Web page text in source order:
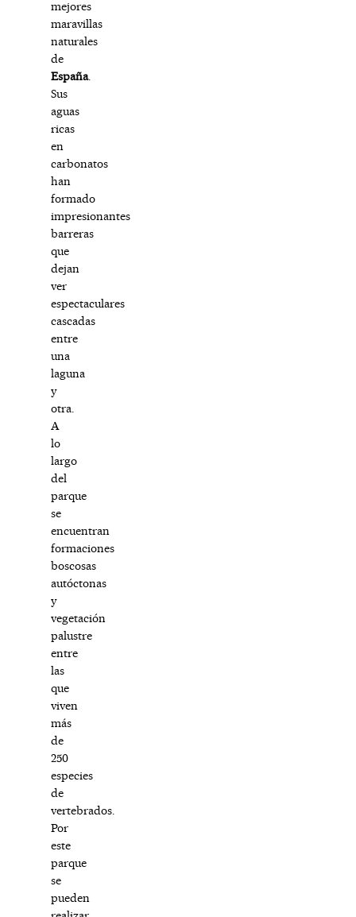
mejores
maravillas
naturales
de
España.
Sus
aguas
ricas
en
carbonatos
han
formado
impresionantes
barreras
que
dejan
ver
espectaculares
cascadas
entre
una
laguna
y
otra.
A
lo
largo
del
parque
se
encuentran
formaciones
boscosas
autóctonas
y
vegetación
palustre
entre
las
que
viven
más
de
250
especies
de
vertebrados.
Por
este
parque
se
pueden